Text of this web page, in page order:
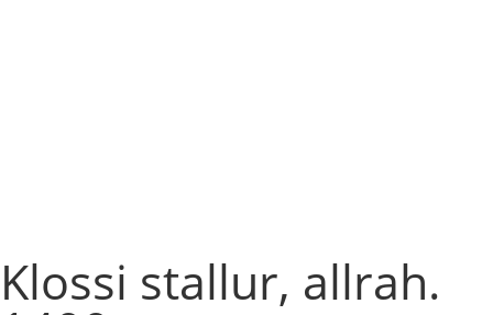
Klossi stallur, allrah.